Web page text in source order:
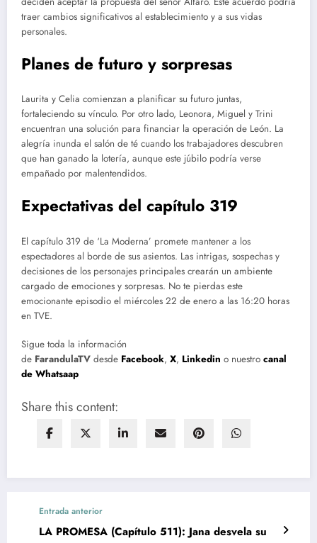
traer cambios significativos al establecimiento y a sus vidas
personales.
Planes de futuro y sorpresas
Laurita y Celia comienzan a planificar su futuro juntas,
fortaleciendo su vínculo. Por otro lado, Leonora, Miguel y Trini
encuentran una solución para financiar la operación de León. La
alegría inunda el salón de té cuando los trabajadores descubren
que han ganado la lotería, aunque este júbilo podría verse
empañado por malentendidos.
Expectativas del capítulo 319
El capítulo 319 de ‘La Moderna’ promete mantener a los
espectadores al borde de sus asientos. Las intrigas, sospechas y
decisiones de los personajes principales crearán un ambiente
cargado de emociones y sorpresas. No te pierdas este
emocionante episodio el miércoles 22 de enero a las 16:20 horas
en TVE.
Sigue toda la información
de FarandulaTV desde Facebook, X, Linkedin o nuestro canal
de Whatsaap
Share this content:
Entrada anterior
LA PROMESA (Capítulo 511): Jana desvela su